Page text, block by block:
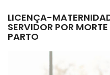
LICENÇA-
SERVIDOR POR
PARTO